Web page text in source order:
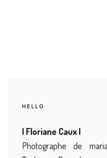
HELLO
| Floriane Caux |
Photographe de